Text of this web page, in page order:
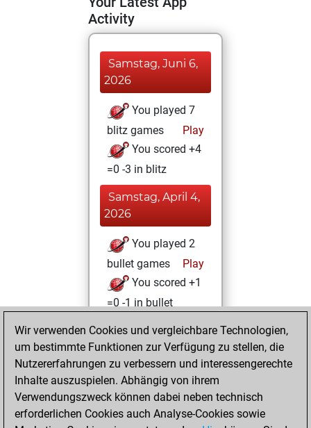
Activity
Samstag, Juni 6,
2026
You played 7
blitz games
Play
You scored +4
=0 -3 in blitz
Samstag, April 4,
2026
You played 2
bullet games
Play
You scored +1
=0 -1 in bullet
Dienstag, Juli 1,
2025
You totalled 56
tactics positions
Tactics
You
Wir verwenden Cookies und vergleichbare Technologien,
um bestimmte Funktionen zur Verfügung zu stellen, die
Nutzererfahrungen zu verbessern und interessengerechte
Inhalte auszuspielen. Abhängig von ihrem
Verwendungszweck können dabei neben technisch
erforderlichen Cookies auch Analyse-Cookies sowie